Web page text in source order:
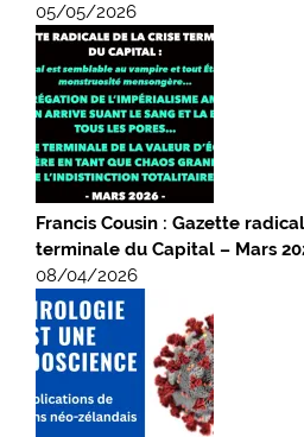
05/05/2026
Francis Cousin : Gazette
terminale du Capital – Mars
08/04/2026